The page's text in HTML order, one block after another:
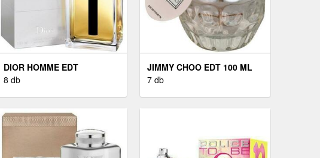
DIOR HOMME EDT
8 db
JIMMY CHOO EDT 100 ML
TESTER
7 db